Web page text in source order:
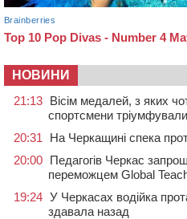
НОВИНИ
21:13 Вісім медалей, з яких
спортсмени тріумфували
20:31
На Черкащині спека
20:00 Педагогів Черкас
переможцем Global
19:24 У Черкасах водійка
здавала назад